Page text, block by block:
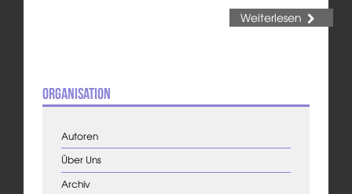
Weiterlesen
Organisation
Autoren
Über Uns
Archiv